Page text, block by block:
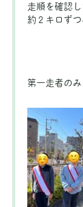
走順を確認
約２キロず
第一走者のみ